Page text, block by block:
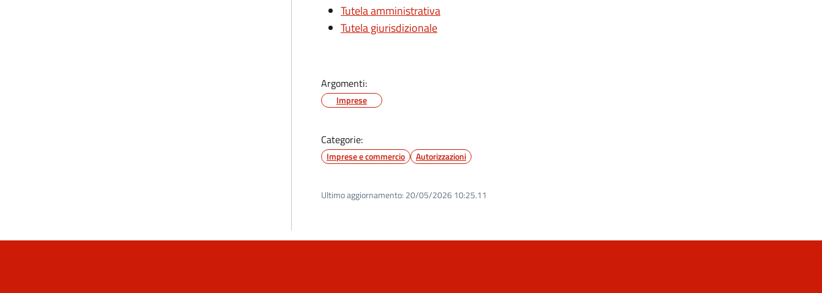
Tutela amministrativa
Tutela giurisdizionale
Argomenti:
Imprese
Categorie:
Imprese e commercio Autorizzazioni
Ultimo aggiornamento: 20/05/2026 10:25.11